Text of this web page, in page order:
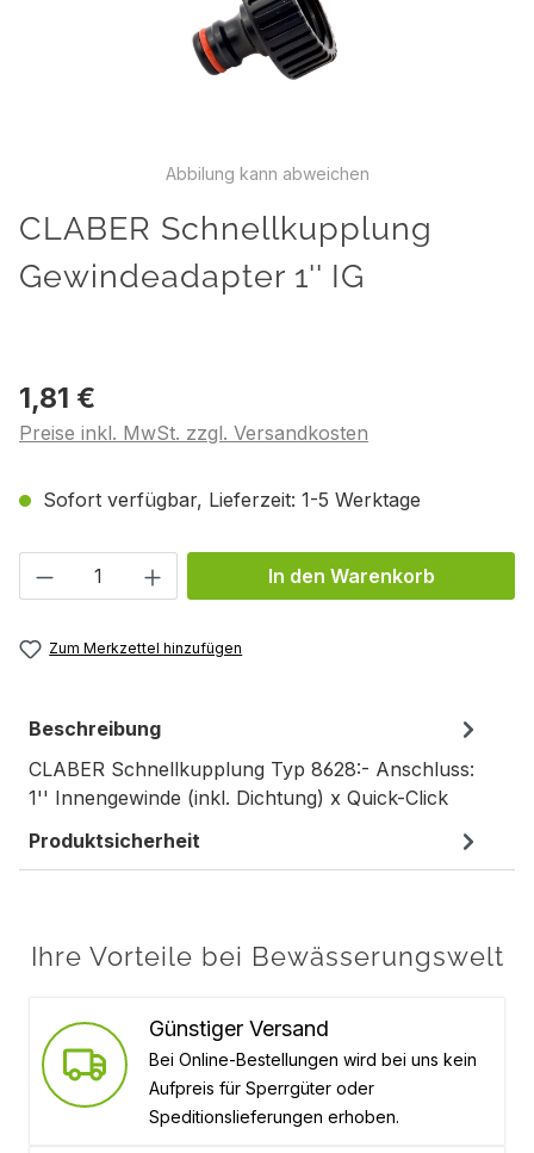
Abbilung kann abweichen
CLABER Schnellkupplung
Gewindeadapter 1'' IG
1,81 €
Preise inkl. MwSt. zzgl. Versandkosten
Sofort verfügbar, Lieferzeit: 1-5 Werktage
Produkt Anzahl: Gib den gewünschten
In den Warenkorb
Zum Merkzettel hinzufügen
Beschreibung
CLABER Schnellkupplung Typ 8628:- Anschluss:
1'' Innengewinde (inkl. Dichtung) x Quick-Click
Produktsicherheit
Ihre Vorteile bei Bewässerungswelt
Günstiger Versand
Bei Online-Bestellungen wird bei uns kein
Aufpreis für Sperrgüter oder
Speditionslieferungen erhoben.